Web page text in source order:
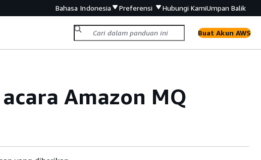
Bahasa Indonesia Preferensi Hubungi KamiUmpan Balik
Buat Akun AWS
Amazon MQ